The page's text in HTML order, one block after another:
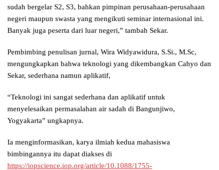
sudah bergelar S2, S3, bahkan pimpinan perusahaan-perusahaan
negeri maupun swasta yang mengikuti seminar internasional ini.
Banyak juga peserta dari luar negeri,” tambah Sekar.
Pembimbing penulisan jurnal, Wira Widyawidura, S.Si., M.Sc,
mengungkapkan bahwa teknologi yang dikembangkan Cahyo dan
Sekar, sederhana namun aplikatif,
“Teknologi ini sangat sederhana dan aplikatif untuk
menyelesaikan permasalahan air sadah di Bangunjiwo,
Yogyakarta” ungkapnya.
Ia menginformasikan, karya ilmiah kedua mahasiswa
bimbingannya itu dapat diakses di
https://iopscience.iop.org/article/10.1088/1755-